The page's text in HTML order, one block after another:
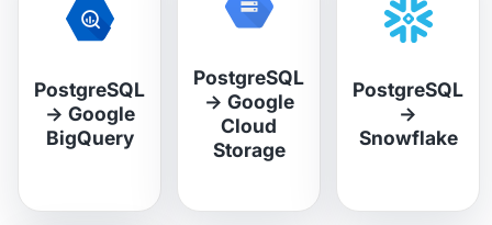
PostgreSQL
→ Google
BigQuery
PostgreSQL
→ Google
Cloud
Storage
PostgreSQL
→
Snowflake